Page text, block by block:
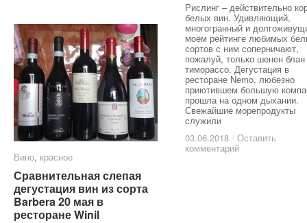
Рислинг – действительно
белых вин. Удивляющий,
многогранный и
моём рейтинге любимых
сортов с ним соперничают,
пожалуй, только шенен
тиморассо. Дегустация в
ресторане Nemo, любезно
приютившем большую
прошла на одном дыхании.
Свежайшие морепродукты
служили
03.06.2018 / Оставить
комментарий
03.06.2018 / Оставить
комментарий
Вино, красное
Сравнительная слепая
дегустация вин из сорта
Barbera 20 мая в
ресторане Winil
Вино красное
Сравнительная слепая
дегустация вин из сорта
Barbera 20 мая в
ресторане Winil